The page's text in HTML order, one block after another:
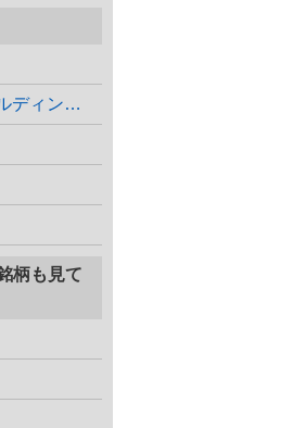
(株)アクセルスペースホールディングス
柄も見て